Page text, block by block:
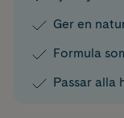
Ger en
Formula
Passar alla